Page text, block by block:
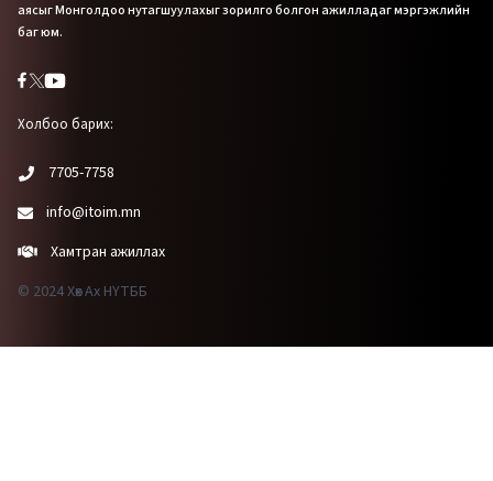
аясыг Монголдоо нутагшуулахыг зорилго болгон ажилладаг мэргэжлийн
баг юм.
Холбоо барих:
7705-7758
info@itoim.mn
Хамтран ажиллах
© 2024 Хөх Ах НҮТББ